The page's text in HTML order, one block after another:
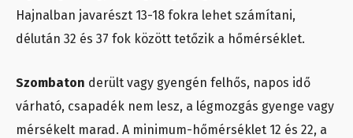
Hajnalban javarészt 13-18 fokra lehet számítani,
délután 32 és 37 fok között tetőzik a hőmérséklet.
Szombaton derült vagy gyengén felhős, napos idő
várható, csapadék nem lesz, a légmozgás gyenge vagy
mérsékelt marad. A minimum-hőmérséklet 12 és 22, a